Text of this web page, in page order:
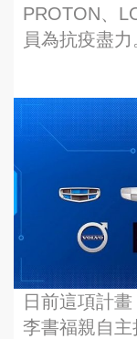
PROTON、
員為抗疫盡力
日前這項計
李書福親自